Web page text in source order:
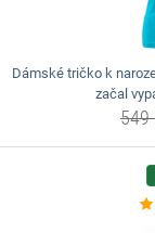
Dámské tričko k
začal
549